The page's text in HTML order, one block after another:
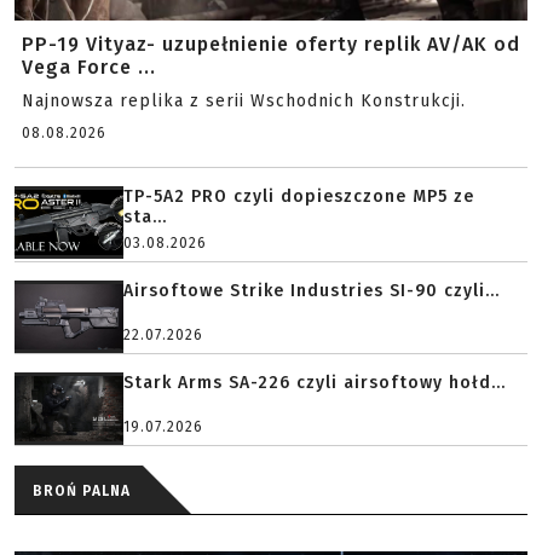
PP-19 Vityaz- uzupełnienie oferty replik AV/AK od
Vega Force ...
Najnowsza replika z serii Wschodnich Konstrukcji.
08.08.2026
TP-5A2 PRO czyli dopieszczone MP5 ze
sta...
03.08.2026
Airsoftowe Strike Industries SI-90 czyli...
22.07.2026
Stark Arms SA-226 czyli airsoftowy hołd...
19.07.2026
BROŃ PALNA